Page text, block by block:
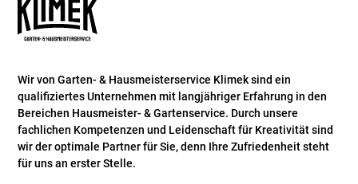
Wir von Garten- & Hausmeisterservice Klimek sind ein
qualifiziertes Unternehmen mit langjähriger Erfahrung in den
Bereichen Hausmeister- & Gartenservice. Durch unsere
fachlichen Kompetenzen und Leidenschaft für Kreativität sind
wir der optimale Partner für Sie, denn Ihre Zufriedenheit steht
für uns an erster Stelle.